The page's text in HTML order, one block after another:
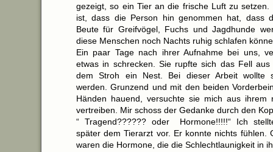
gezeigt, so ein Tier an die frische Luft zu setzen.
ist, dass die Person hin genommen hat, dass
Beute für Greifvögel, Fuchs und Jagdhunde
diese Menschen noch Nachts ruhig schlafen
Ein paar Tage nach ihrer Aufnahme bei uns,
etwas in schrecken. Sie rupfte sich das Fell
dem Stroh ein Nest. Bei dieser Arbeit wollte
werden. Grunzend und mit den beiden
Händen hauend, versuchte sie mich aus ihrem
vertreiben. Mir schoss der Gedanke durch den
“ Tragend?????? oder Hormone!!!!!“ Ich
später dem Tierarzt vor. Er konnte nichts fühlen.
waren die Hormone, die die Schlechtlaunigkeit in